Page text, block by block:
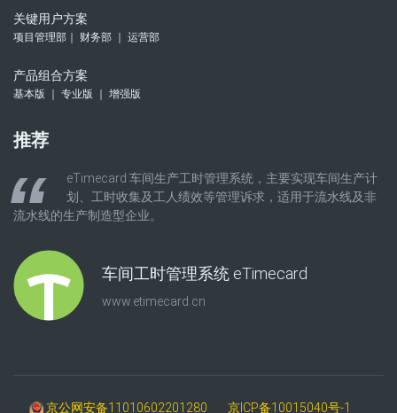
关键用户方案
项目管理部｜ 财务部 ｜ 运营部
产品组合方案
基本版 ｜ 专业版 ｜ 增强版
推荐
eTimecard 车间生产工时管理系统，主要实现车间生产计
划、工时收集及工人绩效等管理诉求，适用于流水线及非
流水线的生产制造型企业。
车间工时管理系统 eTimecard
www.etimecard.cn
京公网安备11010602201280 京ICP备10015040号-1